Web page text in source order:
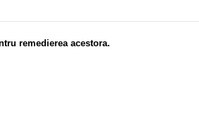
remedierea acestora.